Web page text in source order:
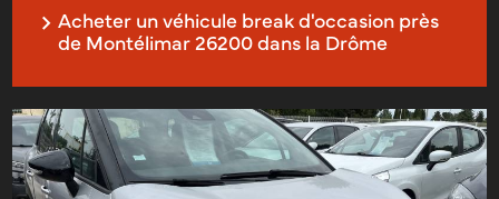
Acheter un véhicule break d'occasion près
de Montélimar 26200 dans la Drôme